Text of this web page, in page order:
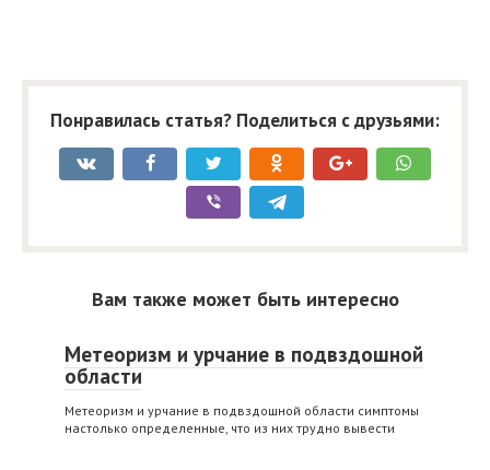
Понравилась статья? Поделиться с друзьями:
Вам также может быть интересно
Метеоризм и урчание в подвздошной
области
Метеоризм и урчание в подвздошной области симптомы
настолько определенные, что из них трудно вывести